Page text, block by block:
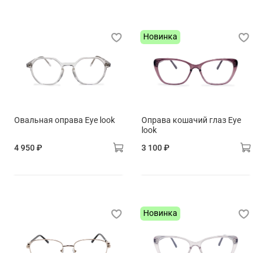
Овальная оправа Eye look
4 950 ₽
Новинка
Оправа кошачий глаз Eye
look
3 100 ₽
Новинка